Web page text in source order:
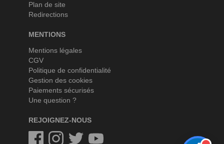
Plan de site
Redirections
MENTIONS
Mentions légales
CGV
Politique de confidentialité
Gestion des cookies
Paiements sécurisés
Une question ?
REJOIGNEZ-NOUS
FacebookInstagramTwitterTwitter